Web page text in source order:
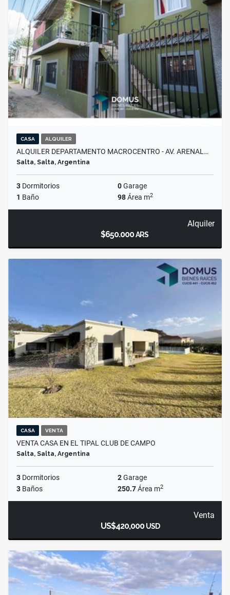
CASA ALQUILER
ALQUILER DEPARTAMENTO MACROCENTRO - AV. ARENAL…
Salta, Salta, Argentina
3 Dormitorios 0Garage
1 Baño 98Área m2
Alquiler
$650.000ARS
CASA VENTA
VENTA CASA EN EL TIPAL CLUB DE CAMPO
Salta, Salta, Argentina
3 Dormitorios 2Garage
3 Baños 250.7Área m2
Venta
US$420,000USD